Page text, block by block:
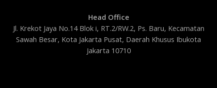
Head Office
Jl. Krekot Jaya No.14 Blok i, RT.2/RW.2, Ps. Baru, Kecamatan
Sawah Besar, Kota Jakarta Pusat, Daerah Khusus Ibukota
Jakarta 10710